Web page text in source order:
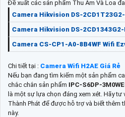
Đề xuất các sản phẩm Thu Âm Và Loa
Camera Hikvision DS-
Camera Hikvision DS-2CD1343G2-
Camera CS-CP1-A0-8B4WF Wifi
Chi tiết tại : Camera Wifi H2AE Giá Rẻ
Nếu bạn đang tìm kiếm một sản phẩm
chắc chắn sản phẩm IPC-S6DP-
là một sự lựa chọn đáng xem xét. Hãy tư
Thành Phát để được hỗ trợ và biết thêm
này.